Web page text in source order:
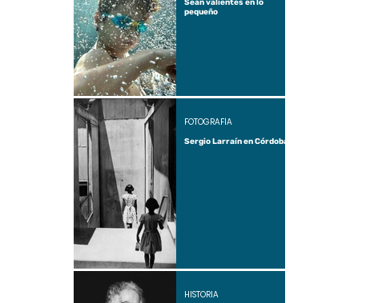
Sean valientes en lo
pequeño
Sergio Larraín en Córdoba
FOTOGRAFÍA
HISTORIA